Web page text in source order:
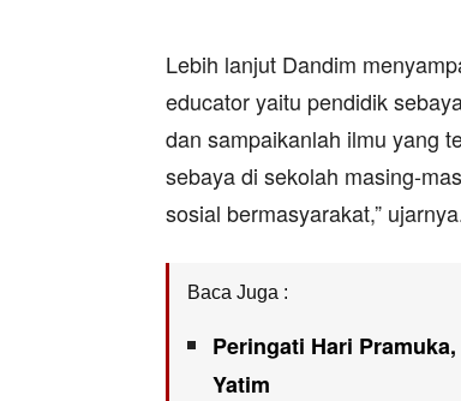
Lebih lanjut Dandim
educator yaitu pendidik
dan sampaikanlah ilmu yang
sebaya di sekolah masing-
sosial bermasyarakat,”
Baca Juga :
Peringati Hari
Yatim